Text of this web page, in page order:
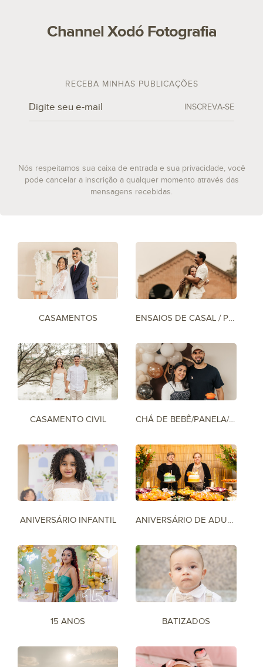
Channel Xodó Fotografia
RECEBA MINHAS PUBLICAÇÕES
INSCREVA-SE
Nós respeitamos sua caixa de entrada e sua privacidade, você
pode cancelar a inscrição a qualquer momento através das
mensagens recebidas.
CASAMENTOS ENSAIOS DE CASAL / PRÉ-WEDDING
CASAMENTO CIVIL CHÁ DE BEBÊ/PANELA/BAR
ANIVERSÁRIO INFANTIL ANIVERSÁRIO DE ADULTO
15 ANOS BATIZADOS